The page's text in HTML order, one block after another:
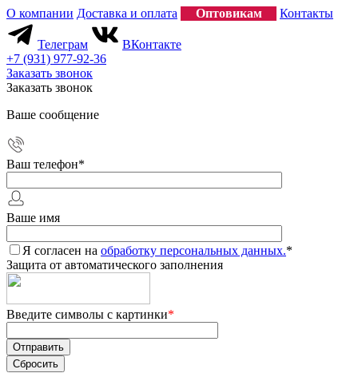
О компании Доставка и оплата Оптовикам Контакты
Телеграм
ВКонтакте
+7 (931) 977-92-36
Заказать звонок
Заказать звонок
Ваше сообщение
Ваш телефон*
Ваше имя
Я согласен на обработку персональных данных.*
Защита от автоматического заполнения
Введите символы с картинки*